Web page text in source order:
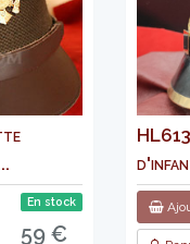
En stock
59 €